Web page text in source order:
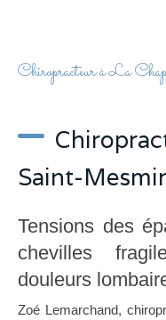
Chiropracteur à La
Saint-
Tensions des
chevilles
douleurs
Zoé Lemarchand,